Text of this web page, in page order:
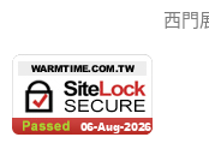
西門